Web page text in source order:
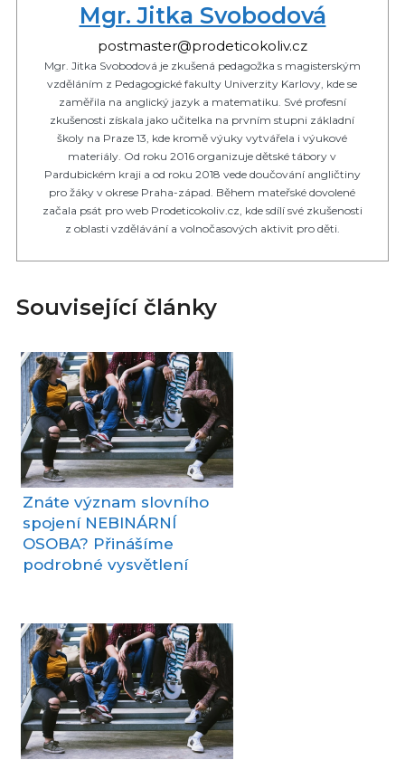
Mgr. Jitka Svobodová
postmaster@prodeticokoliv.cz
Mgr. Jitka Svobodová je zkušená pedagožka s magisterským
vzděláním z Pedagogické fakulty Univerzity Karlovy, kde se
zaměřila na anglický jazyk a matematiku. Své profesní
zkušenosti získala jako učitelka na prvním stupni základní
školy na Praze 13, kde kromě výuky vytvářela i výukové
materiály. Od roku 2016 organizuje dětské tábory v
Pardubickém kraji a od roku 2018 vede doučování angličtiny
pro žáky v okrese Praha-západ. Během mateřské dovolené
začala psát pro web Prodeticokoliv.cz, kde sdílí své zkušenosti
z oblasti vzdělávání a volnočasových aktivit pro děti.
Související články
Znáte význam slovního
spojení NEBINÁRNÍ
OSOBA? Přinášíme
podrobné vysvětlení